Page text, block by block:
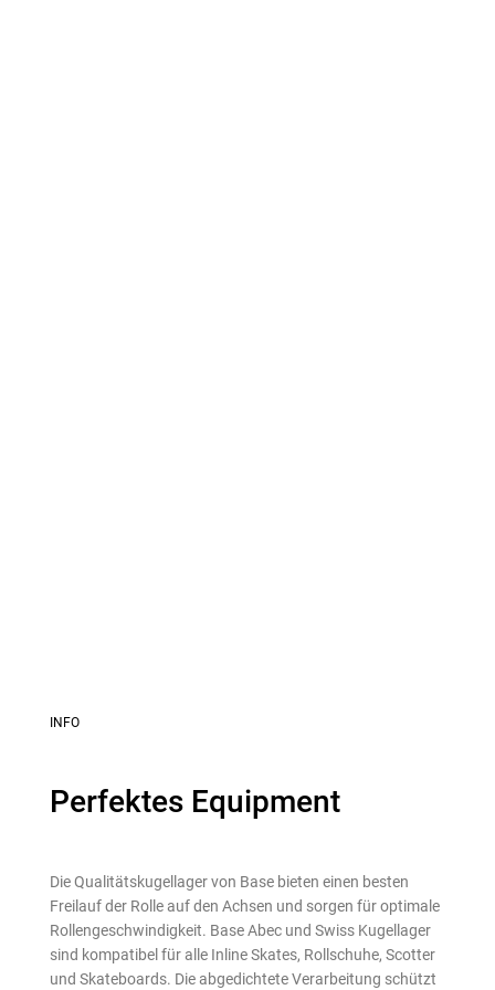
INFO
Perfektes Equipment
Die Qualitätskugellager von Base bieten einen besten
Freilauf der Rolle auf den Achsen und sorgen für optimale
Rollengeschwindigkeit. Base Abec und Swiss Kugellager
sind kompatibel für alle Inline Skates, Rollschuhe, Scotter
und Skateboards. Die abgedichtete Verarbeitung schützt